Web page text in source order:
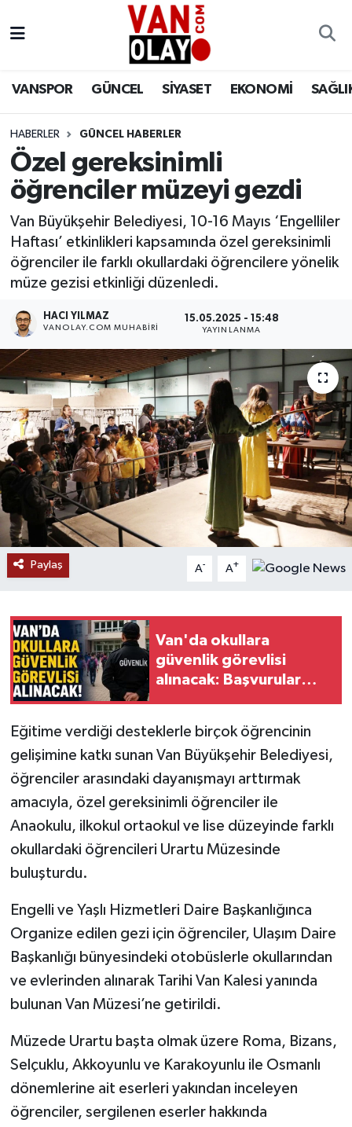
VANSPOR GÜNCEL SİYASET EKONOMİ
HABERLER GÜNCEL HABERLER
Özel gereksinimli
öğrenciler müzeyi gezdi
Van Büyükşehir Belediyesi, 10-16 Mayıs ‘Engelliler
Haftası’ etkinlikleri kapsamında özel gereksinimli
öğrenciler ile farklı okullardaki öğrencilere yönelik
müze gezisi etkinliği düzenledi.
HACI YILMAZ
VANOLAY.COM MUHABIRI
15.05.2025 - 15:48
YAYINLANMA
Paylaş A- A+
Van'da okullara
güvenlik görevlisi
alınacak: Başvurular
Eğitime verdiği desteklerle birçok öğrencinin
gelişimine katkı sunan Van Büyükşehir Belediyesi,
öğrenciler arasındaki dayanışmayı arttırmak
amacıyla, özel gereksinimli öğrenciler ile
Anaokulu, ilkokul ortaokul ve lise düzeyinde farklı
okullardaki öğrencileri Urartu Müzesinde
buluşturdu.
Engelli ve Yaşlı Hizmetleri Daire Başkanlığınca
Organize edilen gezi için öğrenciler, Ulaşım Daire
Başkanlığı bünyesindeki otobüslerle okullarından
ve evlerinden alınarak Tarihi Van Kalesi yanında
bulunan Van Müzesi’ne getirildi.
Müzede Urartu başta olmak üzere Roma, Bizans,
Selçuklu, Akkoyunlu ve Karakoyunlu ile Osmanlı
dönemlerine ait eserleri yakından inceleyen
öğrenciler, sergilenen eserler hakkında
Siyaset
Ekonomi
Sağlık
Eğitim
RESMİ İLANLAR
Van Nöbetçi Eczaneler
Van Namaz Vakitleri
Van Trafik Yoğunluk Haritası
Süper Lig Puan Durumu ve Fikstür
Tüm Manşetler